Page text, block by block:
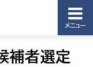
メニュー
補者選定